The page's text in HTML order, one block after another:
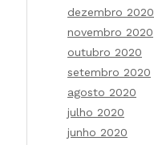
dezembro 2020
novembro 2020
outubro 2020
setembro 2020
agosto 2020
julho 2020
junho 2020